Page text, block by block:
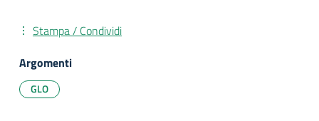
Stampa / Condividi
Argomenti
GLO